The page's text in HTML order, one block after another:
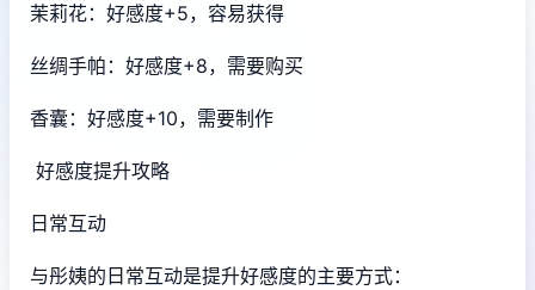
茉莉花：好感度+5，容易获得
丝绸手帕：好感度+8，需要购买
香囊：好感度+10，需要制作
好感度提升攻略
日常互动
与彤姨的日常互动是提升好感度的主要方式：